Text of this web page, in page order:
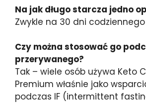
Na jak długo starcza jedno
Zwykle na 30 dni
Czy można stosować go
przerywanego?
Tak – wiele osób używa Keto
Premium właśnie jako
podczas IF (intermittent